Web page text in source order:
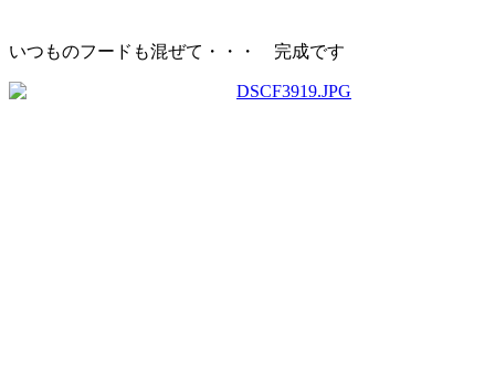
いつものフードも混ぜて・・・ 完成です